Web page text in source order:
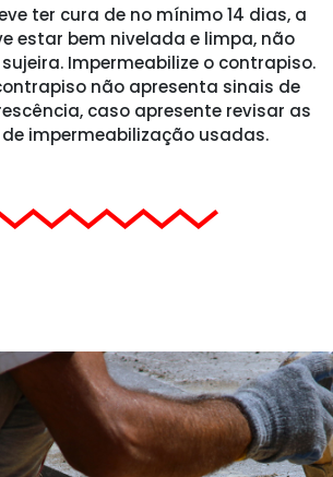
ter cura de no mínimo 14 dias, a
estar bem nivelada e limpa, não
Impermeabilize o contrapiso.
não apresenta sinais de
caso apresente revisar as
impermeabilização usadas.